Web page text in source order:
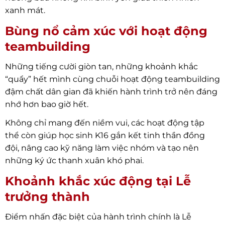
xanh mát.
Bùng nổ cảm xúc với hoạt động
teambuilding
Những tiếng cười giòn tan, những khoảnh khắc
“quẩy” hết mình cùng chuỗi hoạt động teambuilding
đậm chất dân gian đã khiến hành trình trở nên đáng
nhớ hơn bao giờ hết.
Không chỉ mang đến niềm vui, các hoạt động tập
thể còn giúp học sinh K16 gắn kết tinh thần đồng
đội, nâng cao kỹ năng làm việc nhóm và tạo nên
những ký ức thanh xuân khó phai.
Khoảnh khắc xúc động tại Lễ
trưởng thành
Điểm nhấn đặc biệt của hành trình chính là Lễ